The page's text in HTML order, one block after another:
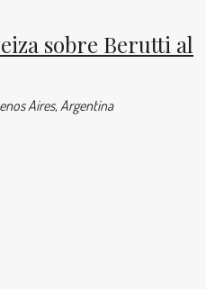
sobre Berutti al
Aires, Argentina